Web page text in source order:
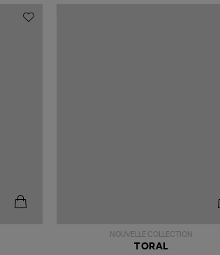
NOUVELLE COLLECTION
TORAL